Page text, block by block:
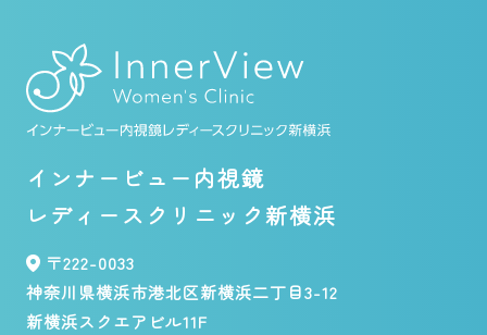
インナービュー内視鏡
レディースクリニック新横浜
〒222-0033
神奈川県横浜市港北区新横浜二丁目3-12
新横浜スクエアビル11F